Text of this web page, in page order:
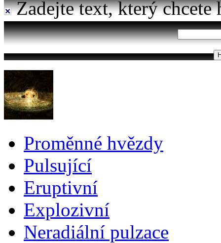
Zadejte text, který chcete
Proměnné hvězdy
Pulsující
Eruptivní
Explozivní
Neradiální pulzace